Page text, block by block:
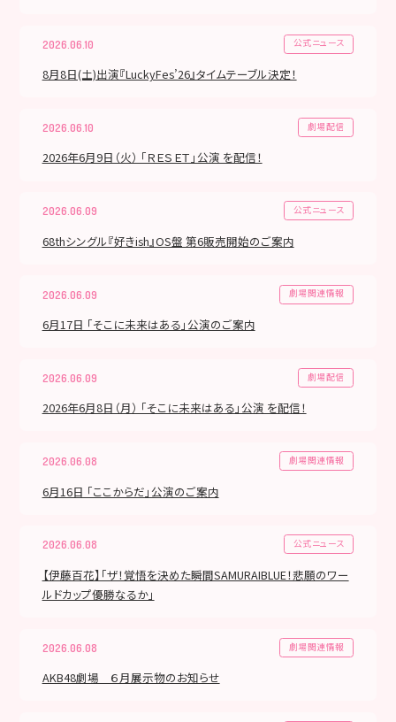
2026.06.10 公式ニュース
8月8日(土)出演『LuckyFes’26』タイムテーブル決定！
2026.06.10 劇場配信
2026年6月9日（火） 「ＲＥＳＥＴ」公演 を配信！
2026.06.09 公式ニュース
68thシングル『好きish』OS盤 第6販売開始のご案内
2026.06.09 劇場関連情報
6月17日 「そこに未来はある」公演のご案内
2026.06.09 劇場配信
2026年6月8日（月） 「そこに未来はある」公演 を配信！
2026.06.08 劇場関連情報
6月16日 「ここからだ」公演のご案内
2026.06.08 公式ニュース
【伊藤百花】「ザ！覚悟を決めた瞬間SAMURAIBLUE！悲願のワー
ルドカップ優勝なるか」
2026.06.08 劇場関連情報
AKB48劇場 ６月展示物のお知らせ